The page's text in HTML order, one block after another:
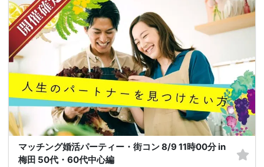
マッチング婚活パーティー・街コン 8/9 11時00分 in
梅田 50代・60代中心編